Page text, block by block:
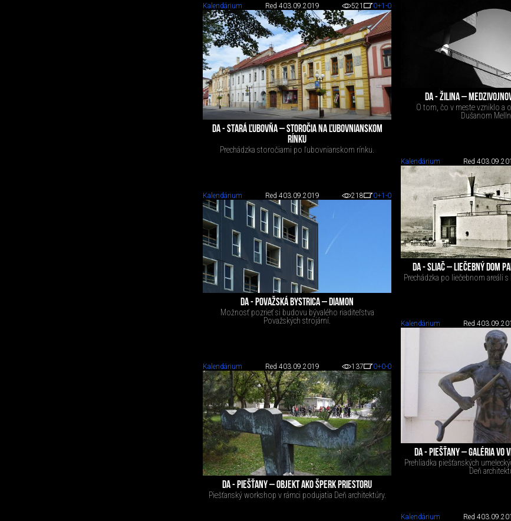
DA - ŽILINA –
O tom, čo v meste vzniklo a
Dušanom
Kalendárium Red 403.09.2019 521 0+1 -0
DA - STARÁ ĽUBOVŇA – STOROČIA NA ĽUBOVNIANSKOM
RÍNKU
Prechádzka storočiami po ľubovnianskom rínku.
Kalendárium Red 4
DA - SLIAČ – LIEČEBNÝ DOM
Prechádzka po liečebnom areáli
Kalendárium Red 403.09.2019 218 0+1 -0
DA - POVAŽSKÁ BYSTRICA – DIAMON
Možnosť pozrieť si budovu bývalého riaditeľstva
Považských strojární.
Kalendárium Red 4
DA - PIEŠŤANY – GALÉRIA VO
Prehliadka piešťanských
Deň
Kalendárium Red 403.09.2019 137 0+0-0
DA - PIEŠŤANY – OBJEKT AKO ŠPERK PRIESTORU
Piešťanský workshop v rámci podujatia Deň architektúry.
Kalendárium Red 4